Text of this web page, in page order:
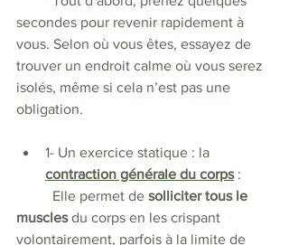
secondes pour revenir rapidement à
vous. Selon où vous êtes, essayez de
trouver un endroit calme où vous serez
isolés, même si cela n’est pas une
obligation.
1- Un exercice statique : la
contraction générale du corps :
	Elle permet de
solliciter tous le
muscles du corps en les crispant
volontairement, parfois à la limite de